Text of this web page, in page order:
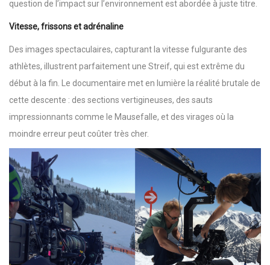
question de l’impact sur l’environnement est abordée à juste titre.
Vitesse, frissons et adrénaline
Des images spectaculaires, capturant la vitesse fulgurante des
athlètes, illustrent parfaitement une Streif, qui est extrême du
début à la fin. Le documentaire met en lumière la réalité brutale de
cette descente : des sections vertigineuses, des sauts
impressionnants comme le Mausefalle, et des virages où la
moindre erreur peut coûter très cher.